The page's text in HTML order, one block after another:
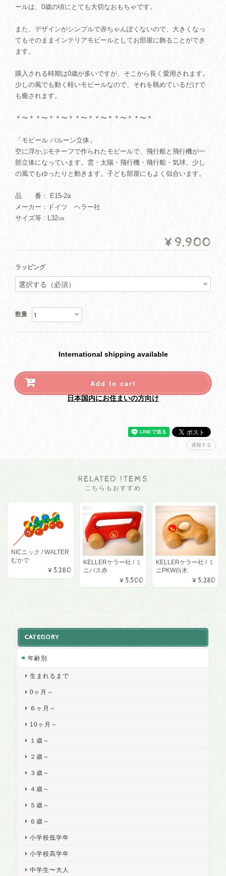
ールは、0歳の頃にとても大切なおもちゃです。
また、デザインがシンプルで赤ちゃんぽくないので、大きくなっ
てもそのままインテリアモビールとしてお部屋に飾ることができ
ます。
購入される時期は0歳が多いですが、そこから長く愛用されます。
少しの風でも動く軽いモビールなので、それを眺めているだけで
も癒されます。
＊〜＊＊〜＊＊〜＊＊〜＊＊〜＊＊〜＊＊〜＊
「モビール バルーン立体」
空に浮かぶモチーフで作られたモビールで、飛行船と飛行機が一
部立体になっています。雲・太陽・飛行機・飛行船・気球、少し
の風でもゆったりと動きます。子ども部屋にもよく似合います。
品 番： E15-2a
メーカー：ドイツ ヘラー社
サイズ等 : L32㎝
¥9,900
ラッピング
数量
International shipping available
Add to cart
日本国内にお住まいの方向け
通報する
RELATED ITEMS
こちらもおすすめ
NICニック / WALTER
むかで
¥5,280
KELLERケラー社 / ミ
ニバス赤
¥5,500
KELLERケラー社 / ミ
ニPKW白木
¥5,280
CATEGORY
年齢別
生まれるまで
0ヶ月～
６ヶ月～
10ヶ月～
１歳～
２歳～
３歳～
４歳～
５歳～
６歳～
小学校低学年
小学校高学年
中学生〜大人